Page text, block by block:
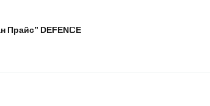
Прайс” DEFENCE